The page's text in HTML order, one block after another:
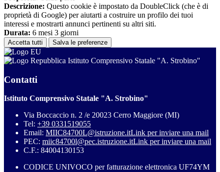
Descrizione: Questo cookie è impostato da DoubleClick (che è di
proprietà di Google) per aiutarti a costruire un profilo dei tuoi
interessi e mostrarti annunci pertinenti su altri siti.
Durata: 6 mesi 3 giorni
Accetta tutti Salva le preferenze
Istituto Comprensivo Statale "A. Strobino"
Contatti
Istituto Comprensivo Statale "A. Strobino"
Via Boccaccio n. 2 /e 20023 Cerro Maggiore (MI)
Tel: +39 0331519055
Email: MIIC84700L@istruzione.itLink per inviare una mail
PEC: miic84700l@pec.istruzione.itLink per inviare una mail
C.F.: 84004130153
CODICE UNIVOCO per fatturazione elettronica UF74YM